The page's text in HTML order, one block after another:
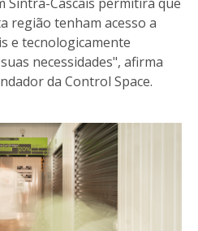
região tenham acesso a
e tecnologicamente
necessidades", afirma
da Control Space.